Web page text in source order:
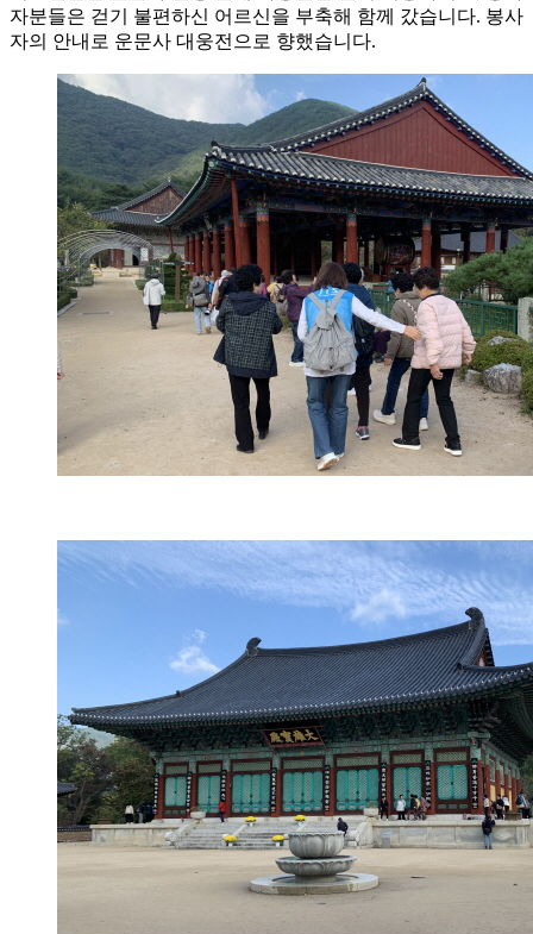
자분들은 걷기 불편하신 어르신을 부축해 함께 갔습니다. 봉사
자의 안내로 운문사 대웅전으로 향했습니다.